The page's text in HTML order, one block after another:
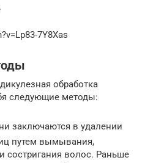
7Y8Xas
обработка
следующие методы:
заключаются в удалении
путем вымывания,
состригания волос. Раньше